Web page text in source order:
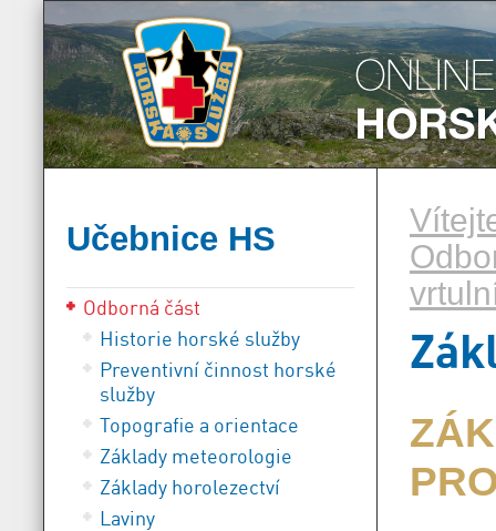
Učebnice HS
Odborná část
Historie horské služby
Preventivní činnost horské
služby
Topografie a orientace
Základy meteorologie
Základy horolezectví
Laviny